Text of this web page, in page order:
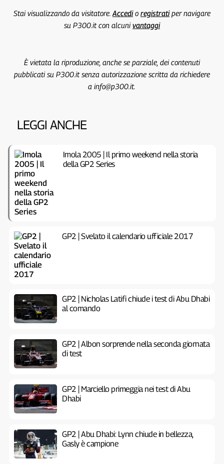
Stai visualizzando da visitatore. Accedio registratiper navigare
su P300.it con alcunivantaggi
È vietata la riproduzione, anche se parziale, dei contenuti
pubblicati su P300.it senza autorizzazione scritta da richiedere
a info@p300.it.
LEGGI ANCHE
Imola 2005 | Il primo weekend nella storia
della GP2 Series
GP2 | Svelato il calendario ufficiale 2017
GP2 | Nicholas Latifi chiude i test di Abu Dhabi
al comando
GP2 | Albon sorprende nella seconda giornata
di test
GP2 | Marciello primeggia nei test di Abu
Dhabi
GP2 | Abu Dhabi: Lynn chiude in bellezza,
Gasly è campione